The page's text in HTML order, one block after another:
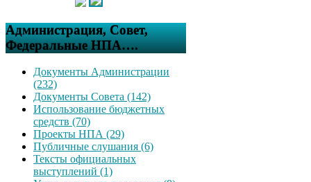
Администрация, Совет,
Федеральные НПА….
Документы Администрации
(232)
Документы Совета (142)
Использование бюджетных
средств (70)
Проекты НПА (29)
Публичные слушания (6)
Тексты официальных
выступлений (1)